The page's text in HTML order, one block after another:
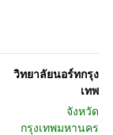
วิทยาลัยนอร์ทกรุง
เทพ
จังหวัด
กรุงเทพมหานคร